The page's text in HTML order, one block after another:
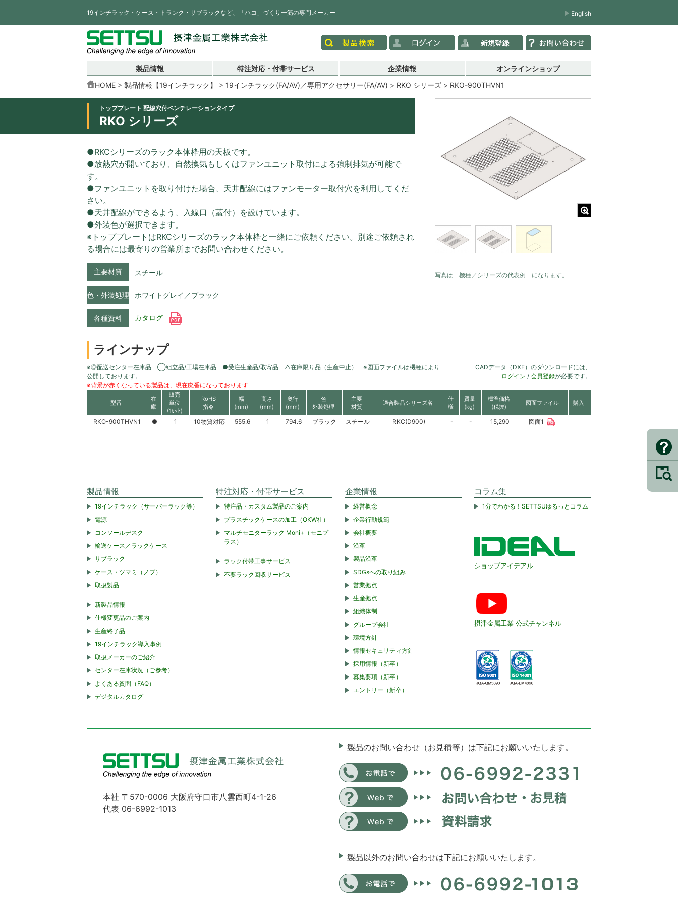
19インチラック・ケース・トランク・サブラックなど、「ハコ」づくり一筋の専門メーカー English
製品情報 特注対応・付帯サービス 企業情報 オンラインショップ
HOME 製品情報【19インチラック】 19インチラック(FA/AV)／専用アクセサリー(FA/AV) RKO シリーズ RKO-900THVN1
トッププレート 配線穴付ベンチレーションタイプ
RKO シリーズ
●RKCシリーズのラック本体枠用の天板です。
●放熱穴が開いており、自然換気もしくはファンユニット取付による強制排気が可能で
す。
●ファンユニットを取り付けた場合、天井配線にはファンモーター取付穴を利用してくだ
さい。
●天井配線ができるよう、入線口（蓋付）を設けています。
●外装色が選択できます。
※トッププレートはRKCシリーズのラック本体枠と一緒にご依頼ください。別途ご依頼され
る場合には最寄りの営業所までお問い合わせください。
主要材質 スチール
色・外装処理 ホワイトグレイ／ブラック
各種資料 カタログ
写真は 機種／シリーズの代表例 になります。
ラインナップ
※◎配送センター在庫品 ◯組立品/工場在庫品 ●受注生産品/取寄品 △在庫限り品（生産中止） ※図面ファイルは機種により
公開しております。
※背景が赤くなっている製品は、現在廃番になっております
CADデータ（DXF）のダウンロードには、
ログイン / 会員登録が必要です。
型番
在
庫
販売
単位
(1ｾｯﾄ)
RoHS
指令
幅
(mm)
高さ
(mm)
奥行
(mm)
色
外装処理
主要
材質
適合製品シリーズ名
仕
様
質量
(kg)
標準価格
(税抜)
図面ファイル 購入
RKO-900THVN1 ● 1 10物質対応 555.6 1 794.6 ブラック スチール RKC(D900) - - 15,290 図面1
製品情報
19インチラック（サーバーラック等）
電源
コンソールデスク
輸送ケース／ラックケース
サブラック
ケース・ツマミ（ノブ）
取扱製品
新製品情報
仕様変更品のご案内
生産終了品
19インチラック導入事例
取扱メーカーのご紹介
センター在庫状況（ご参考）
よくある質問（FAQ）
デジタルカタログ
特注対応・付帯サービス
特注品・カスタム製品のご案内
プラスチックケースの加工（OKW社）
マルチモニターラック Moni+（モニプ
ラス）
ラック付帯工事サービス
不要ラック回収サービス
企業情報
経営概念
企業行動規範
会社概要
沿革
製品沿革
SDGsへの取り組み
営業拠点
生産拠点
組織体制
グループ会社
環境方針
情報セキュリティ方針
採用情報（新卒）
募集要項（新卒）
エントリー（新卒）
コラム集
1分でわかる！SETTSUゆるっとコラム
ショップアイデアル
摂津金属工業 公式チャンネル
本社 〒570-0006 大阪府守口市八雲西町4-1-26
代表 06-6992-1013
製品のお問い合わせ（お見積等）は下記にお願いいたします。
製品以外のお問い合わせは下記にお願いいたします。